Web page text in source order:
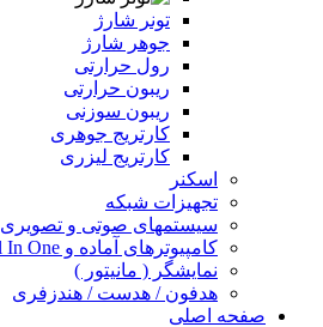
تونر شارژ
جوهر شارژ
رول حرارتی
ریبون حرارتی
ریبون سوزنی
کارتریج جوهری
کارتریج لیزری
اسکنر
تجهیزات شبکه
سیستمهای صوتی و تصویری
کامپیوترهای آماده و All In One
نمایشگر ( مانیتور )
هدفون / هدست / هندزفری
صفحه اصلی